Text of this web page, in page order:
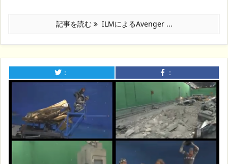
記事を読む ILMによるAvenger ...
： ：